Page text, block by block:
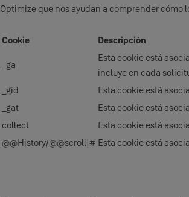
Optimize que nos ayudan a comprender cómo
Cookie Descripción
_ga
Esta cookie está
incluye en cada
_gid Esta cookie está
_gat
Esta cookie está
collect
Esta cookie está
@@History/@@scroll|# Esta cookie está